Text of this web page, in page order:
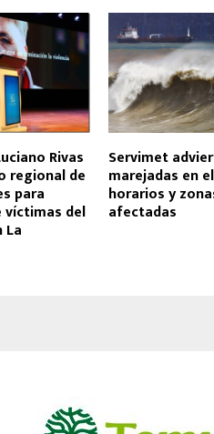
Rivas
regional de
para
víctimas del
Servimet
marejadas en
horarios y
afectadas